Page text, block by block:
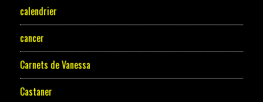
calendrier
cancer
Carnets de Vanessa
Castaner